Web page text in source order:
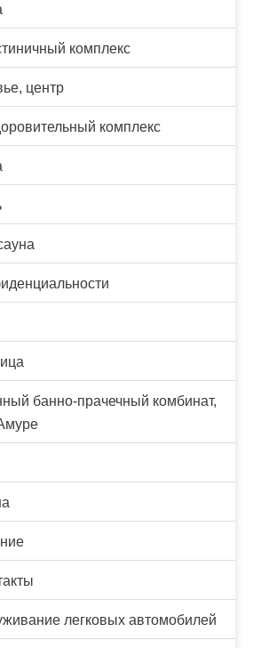
комплекс
центр
комплекс
банно-прачечный комбинат,
легковых автомобилей